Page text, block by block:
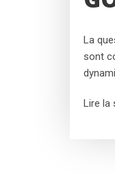
La
sont
Lire la